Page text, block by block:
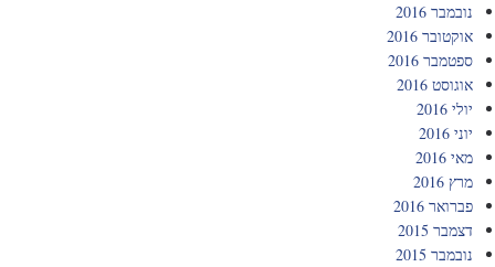
נובמבר 2016
אוקטובר 2016
ספטמבר 2016
אוגוסט 2016
יולי 2016
יוני 2016
מאי 2016
מרץ 2016
פברואר 2016
דצמבר 2015
נובמבר 2015